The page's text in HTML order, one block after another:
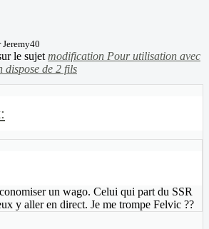
Jeremy40
le sujet modification Pour utilisation avec
dispose de 2 fils
un wago. Celui qui part du SSR
y aller en direct. Je me trompe Felvic ??